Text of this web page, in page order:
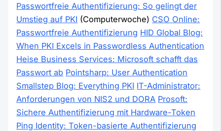
Passwortfreie Authentifizierung: So gelingt der
Umstieg auf PKI (Computerwoche) CSO Online:
Passwortfreie Authentifizierung HID Global Blog:
When PKI Excels in Passwordless Authentication
Heise Business Services: Microsoft schafft das
Passwort ab Pointsharp: User Authentication
Smallstep Blog: Everything PKI IT-Administrator:
Anforderungen von NIS2 und DORA Prosoft:
Sichere Authentifizierung mit Hardware-Token
Ping Identity: Token-basierte Authentifizierung